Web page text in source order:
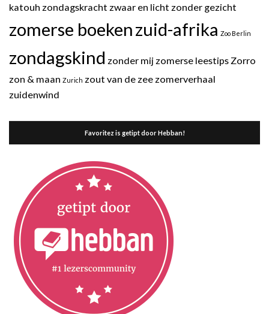
katouh zondagskracht zwaar en licht zonder gezicht
zomerse boekenzuid-afrika Zoo Berlin
zondagskind zonder mij zomerse leestips Zorro
zon & maan Zurich zout van de zee zomerverhaal
zuidenwind
Favoritez is getipt door Hebban!